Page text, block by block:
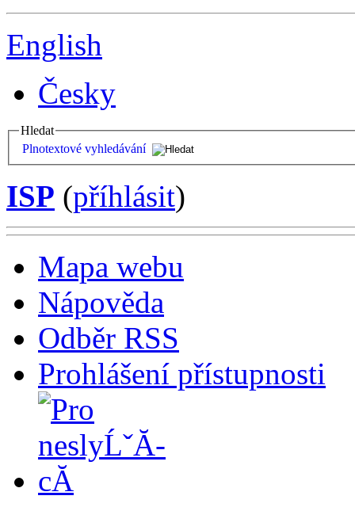
English
Česky
Hledat
Plnotextové vyhledávání
ISP (příhlásit)
Mapa webu
Nápověda
Odběr RSS
Prohlášení přístupnosti